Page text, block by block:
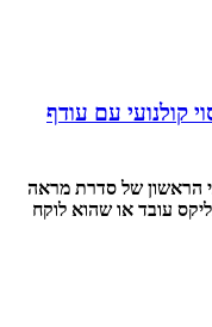
קולנועי עם עודף
הראשון של סדרת מראה
עובד או שהוא לוקח